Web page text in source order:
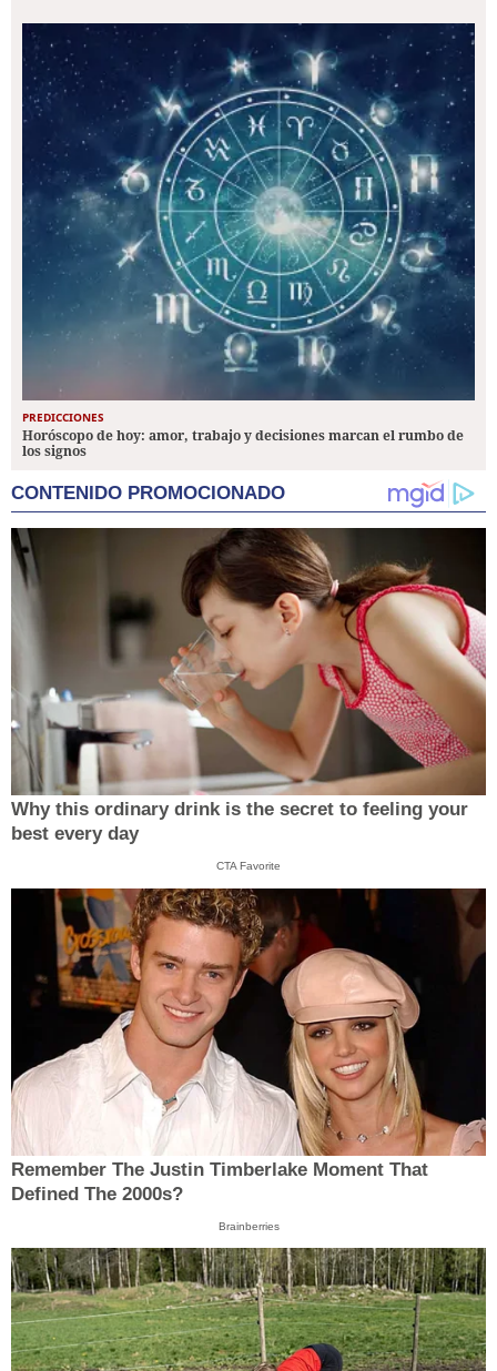
PREDICCIONES
Horóscopo de hoy: amor, trabajo y decisiones marcan el rumbo de
los signos
CONTENIDO PROMOCIONADO
Why this ordinary drink is the secret to feeling your
best every day
CTA Favorite
Remember The Justin Timberlake Moment That
Defined The 2000s?
Brainberries